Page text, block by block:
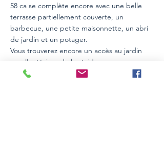
58 ca se complète encore avec une belle
terrasse partiellement couverte, un
barbecue, une petite maisonnette, un abri
de jardin et un potager.
Vous trouverez encore un accès au jardin
vers l'extérieur de la résidence.
Double vitrage